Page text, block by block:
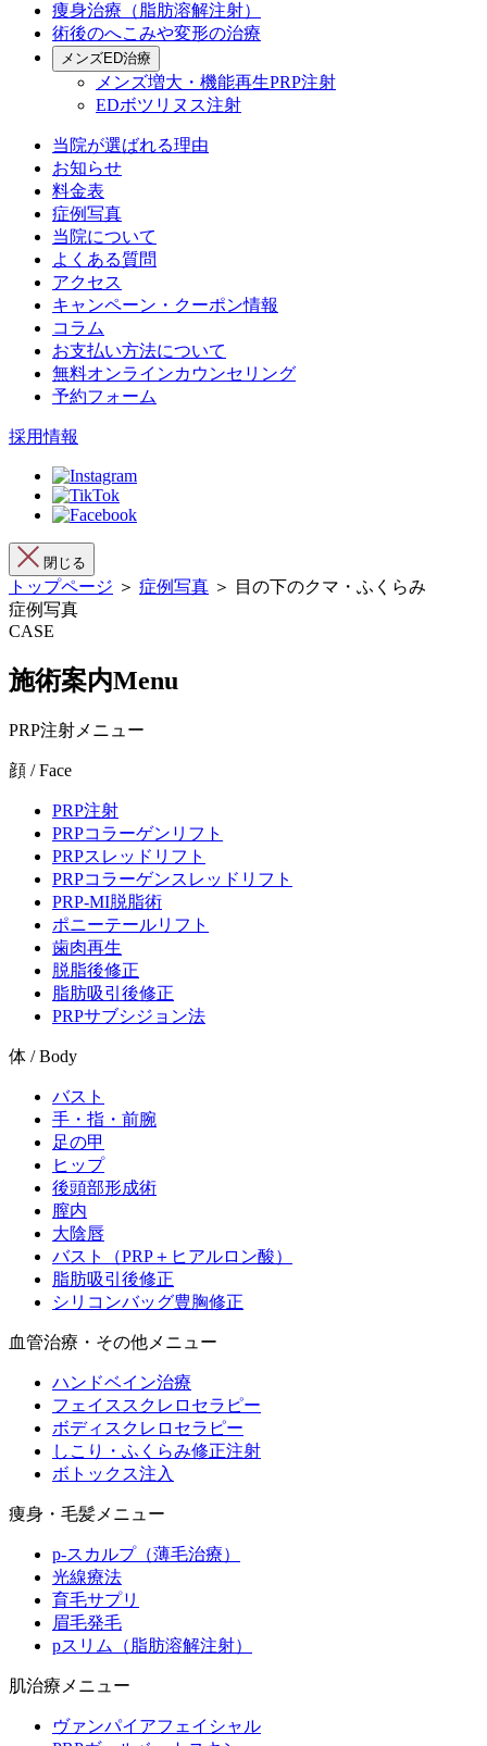
痩身治療（脂肪溶解注射）
術後のへこみや変形の治療
メンズED治療
メンズ増大・機能再生PRP注射
EDボツリヌス注射
当院が選ばれる理由
お知らせ
料金表
症例写真
当院について
よくある質問
アクセス
キャンペーン・クーポン情報
コラム
お支払い方法について
無料オンラインカウンセリング
予約フォーム
採用情報
閉じる
トップページ ＞ 症例写真 ＞ 目の下のクマ・ふくらみ
症例写真
CASE
施術案内Menu
PRP注射メニュー
顔 / Face
PRP注射
PRPコラーゲンリフト
PRPスレッドリフト
PRPコラーゲンスレッドリフト
PRP-MI脱脂術
ポニーテールリフト
歯肉再生
脱脂後修正
脂肪吸引後修正
PRPサブシジョン法
体 / Body
バスト
手・指・前腕
足の甲
ヒップ
後頭部形成術
膣内
大陰唇
バスト（PRP＋ヒアルロン酸）
脂肪吸引後修正
シリコンバッグ豊胸修正
血管治療・その他メニュー
ハンドベイン治療
フェイススクレロセラピー
ボディスクレロセラピー
しこり・ふくらみ修正注射
ボトックス注入
痩身・毛髪メニュー
p-スカルプ（薄毛治療）
光線療法
育毛サプリ
眉毛発毛
pスリム（脂肪溶解注射）
肌治療メニュー
ヴァンパイアフェイシャル